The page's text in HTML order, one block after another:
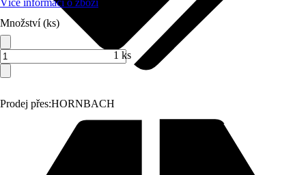
Prodej přes:HORNBACH
Více informací o zboží
Množství (ks)
1 ks